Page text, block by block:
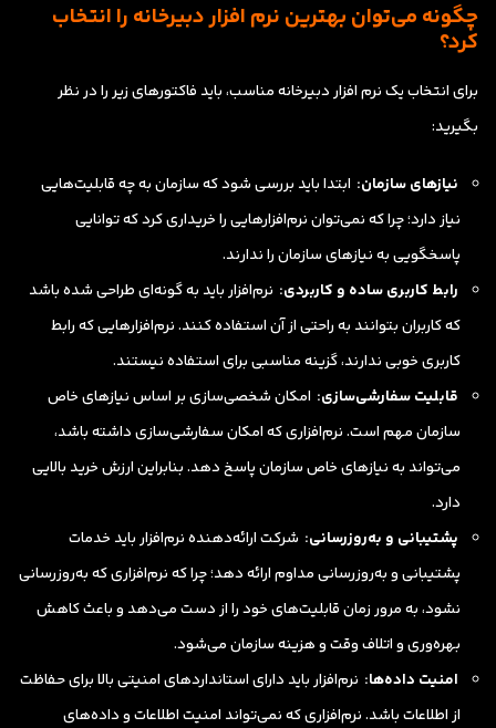
چگونه می‌توان بهترین نرم افزار دبیرخانه را انتخاب
کرد؟
برای انتخاب یک نرم افزار دبیرخانه مناسب، باید فاکتورهای زیر را در نظر
بگیرید:
نیازهای سازمان: ابتدا باید بررسی شود که سازمان به چه قابلیت‌هایی
نیاز دارد؛ چرا که نمی‌توان نرم‌افزارهایی را خریداری کرد که توانایی
پاسخگویی به نیازهای سازمان را ندارند.
رابط کاربری ساده و کاربردی: نرم‌افزار باید به گونه‌ای طراحی شده باشد
که کاربران بتوانند به راحتی از آن استفاده کنند. نرم‌افزارهایی که رابط
کاربری خوبی ندارند، گزینه مناسبی برای استفاده نیستند.
قابلیت سفارشی‌سازی: امکان شخصی‌سازی بر اساس نیازهای خاص
سازمان مهم است. نرم‌افزاری که امکان سفارشی‌سازی داشته باشد،
می‌تواند به نیازهای خاص سازمان پاسخ دهد. بنابراین ارزش خرید بالایی
دارد.
پشتیبانی و به‌روزرسانی: شرکت ارائه‌دهنده نرم‌افزار باید خدمات
پشتیبانی و به‌روزرسانی مداوم ارائه دهد؛ چرا که نرم‌افزاری که به‌روزرسانی
نشود، به مرور زمان قابلیت‌های خود را از دست می‌دهد و باعث کاهش
بهره‌وری و اتلاف وقت و هزینه سازمان می‌شود.
امنیت داده‌ها: نرم‌افزار باید دارای استانداردهای امنیتی بالا برای حفاظت
از اطلاعات باشد. نرم‌افزاری که نمی‌تواند امنیت اطلاعات و داده‌های